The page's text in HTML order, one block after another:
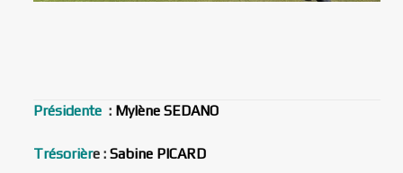
Présidente : Mylène SEDANO
Trésorière : Sabine PICARD